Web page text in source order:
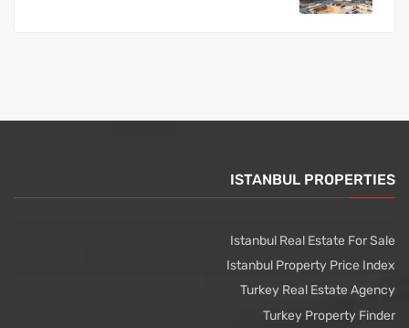
ISTANBUL PROPERTIES
Istanbul Real Estate For Sale
Istanbul Property Price Index
Turkey Real Estate Agency
Turkey Property Finder